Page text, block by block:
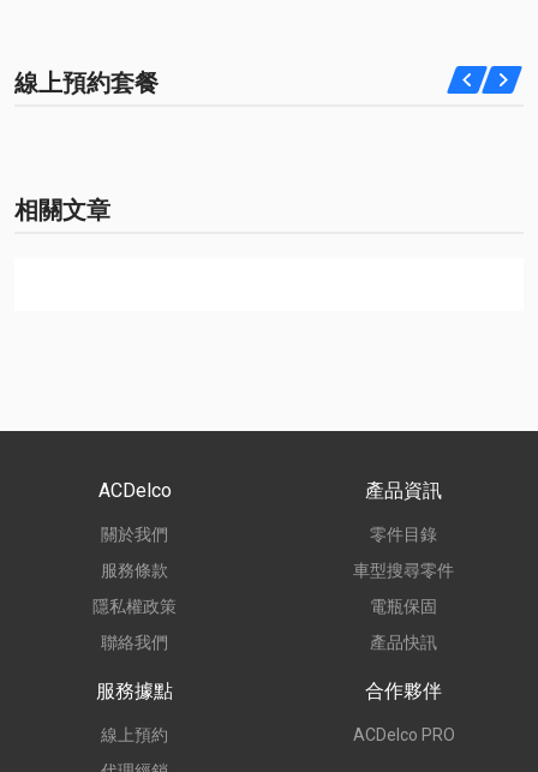
線上預約套餐
相關文章
ACDelco
關於我們
服務條款
隱私權政策
聯絡我們
產品資訊
零件目錄
車型搜尋零件
電瓶保固
產品快訊
服務據點
線上預約
合作夥伴
ACDelco PRO